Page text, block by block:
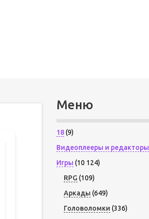
Меню
18(9)
Видеоплееры и редакторы
Игры (10 124)
RPG (109)
Аркады (649)
Головоломки (336)